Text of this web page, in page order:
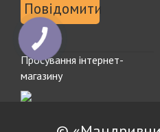
Повідомити
Просування інтернет-
магазину